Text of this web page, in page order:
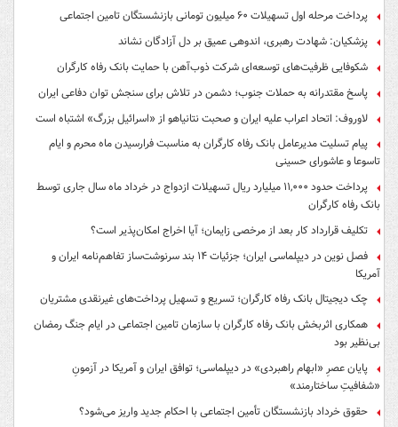
پرداخت مرحله اول تسهیلات ۶۰ میلیون تومانی بازنشستگان تامین اجتماعی
پزشکیان: شهادت رهبری، اندوهی عمیق بر دل آزادگان نشاند
شکوفایی ظرفیت‌های توسعه‌ای شرکت ذوب‌آهن با حمایت‌ بانک رفاه کارگران
پاسخ مقتدرانه به حملات جنوب؛ دشمن در تلاش برای سنجش توان دفاعی ایران
لاوروف: اتحاد اعراب علیه ایران و صحبت نتانیاهو از «اسرائیل بزرگ» اشتباه است
پیام تسلیت مدیرعامل بانک رفاه کارگران به مناسبت فرارسیدن ماه محرم و ایام
تاسوعا و عاشورای حسینی
پرداخت حدود ۱۱,۰۰۰ میلیارد ریال تسهیلات ازدواج در خرداد ماه سال جاری توسط
بانک رفاه کارگران
تکلیف قرارداد کار بعد از مرخصی زایمان؛ آیا اخراج امکان‌پذیر است؟
فصل نوین در دیپلماسی ایران؛ جزئیات ۱۴ بند سرنوشت‌ساز تفاهم‌نامه ایران و
آمریکا
چک دیجیتال بانک رفاه کارگران؛ تسریع و تسهیل پرداخت‌های غیرنقدی مشتریان
همکاری اثربخش بانک رفاه کارگران با سازمان تامین اجتماعی در ایام جنگ رمضان
بی‌نظیر بود
پایان عصرِ «ابهام راهبردی» در دیپلماسی؛ توافق ایران و آمریکا در آزمونِ
«شفافیتِ ساختارمند»
حقوق خرداد بازنشستگان تأمین اجتماعی با احکام جدید واریز می‌شود؟